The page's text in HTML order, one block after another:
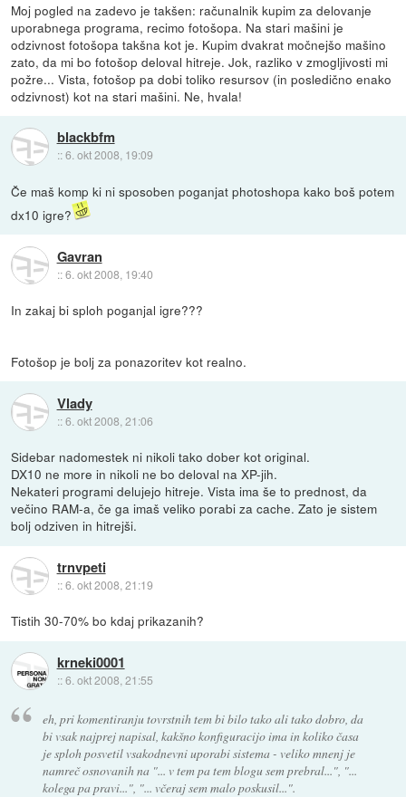
Moj pogled na zadevo je takšen: računalnik kupim za delovanje
uporabnega programa, recimo fotošopa. Na stari mašini je
odzivnost fotošopa takšna kot je. Kupim dvakrat močnejšo mašino
zato, da mi bo fotošop deloval hitreje. Jok, razliko v zmogljivosti mi
požre... Vista, fotošop pa dobi toliko resursov (in posledično enako
odzivnost) kot na stari mašini. Ne, hvala!
blackbfm
::6. okt 2008, 19:09
Če maš komp ki ni sposoben poganjat photoshopa kako boš potem
dx10 igre?
Gavran
::6. okt 2008, 19:40
In zakaj bi sploh poganjal igre???
Fotošop je bolj za ponazoritev kot realno.
Vlady
::6. okt 2008, 21:06
Sidebar nadomestek ni nikoli tako dober kot original.
DX10 ne more in nikoli ne bo deloval na XP-jih.
Nekateri programi delujejo hitreje. Vista ima še to prednost, da
večino RAM-a, če ga imaš veliko porabi za cache. Zato je sistem
bolj odziven in hitrejši.
trnvpeti
::6. okt 2008, 21:19
Tistih 30-70% bo kdaj prikazanih?
krneki0001
::6. okt 2008, 21:55
eh, pri komentiranju tovrstnih tem bi bilo tako ali tako dobro, da
bi vsak najprej napisal, kakšno konfiguracijo ima in koliko časa
je sploh posvetil vsakodnevni uporabi sistema - veliko mnenj je
namreč osnovanih na "... v tem pa tem blogu sem prebral...", "...
kolega pa pravi...", "... včeraj sem malo poskusil...".